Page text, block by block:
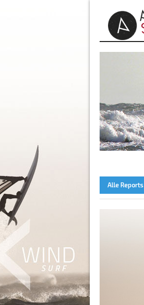
Alle Reports